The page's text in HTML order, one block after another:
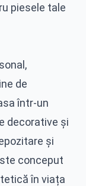
piesele tale
de
într-un
decorative și
și
conceput
în viața